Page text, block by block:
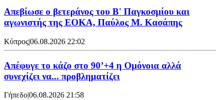
Απεβίωσε ο βετεράνος του Β' Παγκοσμίου και
αγωνιστής της ΕΟΚΑ, Παύλος Μ. Κασάπης
Κύπρος|06.08.2026 22:02
Απέφυγε το κάζο στο 90’+4 η Ομόνοια αλλά
συνεχίζει να... προβληματίζει
Γήπεδο|06.08.2026 21:58